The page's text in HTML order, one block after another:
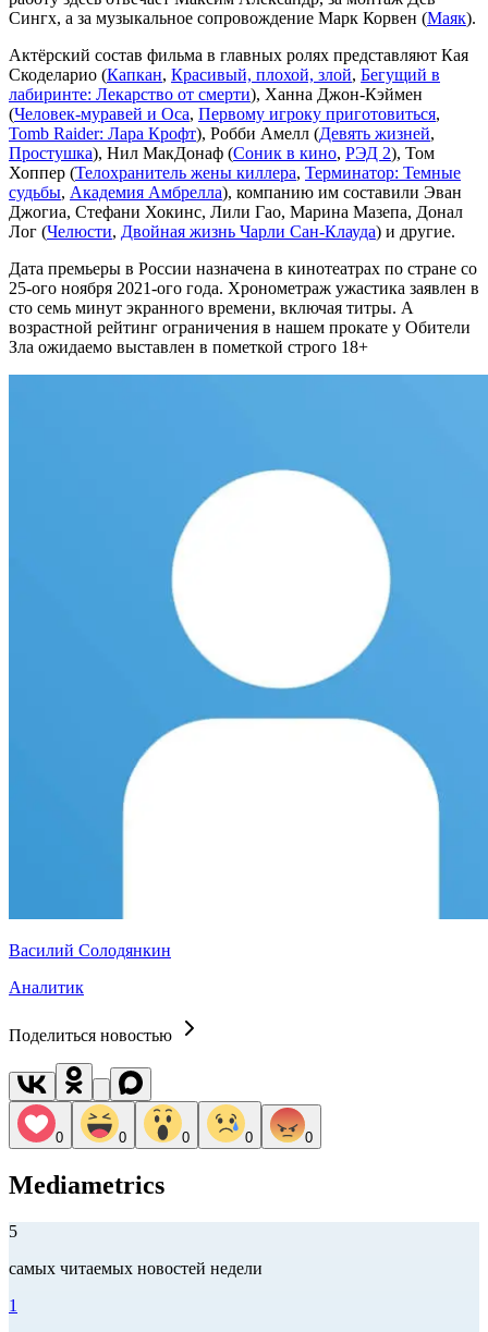
Сингх, а за музыкальное сопровождение Марк Корвен (Маяк).
Актёрский состав фильма в главных ролях представляют Кая
Скоделарио (Капкан, Красивый, плохой, злой, Бегущий в
лабиринте: Лекарство от смерти), Ханна Джон-Кэймен
(Человек-муравей и Оса, Первому игроку приготовиться,
Tomb Raider: Лара Крофт), Робби Амелл (Девять жизней,
Простушка), Нил МакДонаф (Соник в кино, РЭД 2), Том
Хоппер (Телохранитель жены киллера, Терминатор: Темные
судьбы, Академия Амбрелла), компанию им составили Эван
Джогиа, Стефани Хокинс, Лили Гао, Марина Мазепа, Донал
Лог (Челюсти, Двойная жизнь Чарли Сан-Клауда) и другие.
Дата премьеры в России назначена в кинотеатрах по стране со
25-ого ноября 2021-ого года. Хронометраж ужастика заявлен в
сто семь минут экранного времени, включая титры. А
возрастной рейтинг ограничения в нашем прокате у Обители
Зла ожидаемо выставлен в пометкой строго 18+
Василий Солодянкин
Аналитик
Поделиться новостью
0 0 0 0 0
Mediametrics
5
самых читаемых новостей недели
1